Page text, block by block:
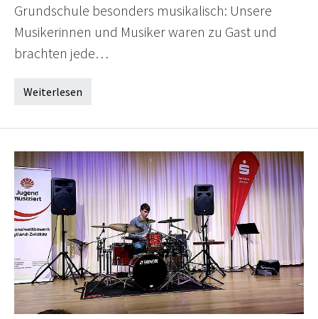
Grundschule besonders musikalisch: Unsere
Musikerinnen und Musiker waren zu Gast und
brachten jede…
Weiterlesen